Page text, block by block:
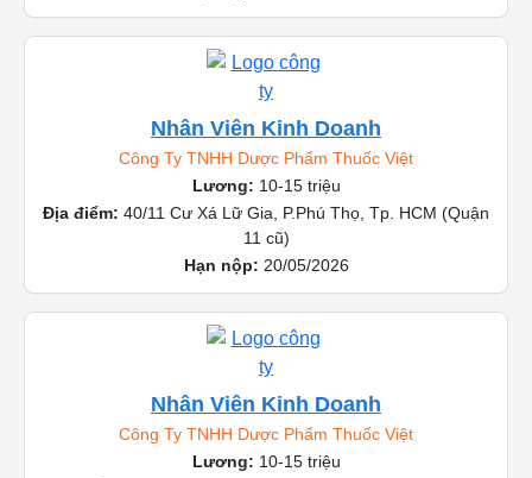
Nhân Viên Kinh Doanh
Công Ty TNHH Dược Phẩm Thuốc Việt
Lương: 10-15 triệu
Địa điểm: 40/11 Cư Xá Lữ Gia, P.Phú Thọ, Tp. HCM (Quận
11 cũ)
Hạn nộp: 20/05/2026
Nhân Viên Kinh Doanh
Công Ty TNHH Dược Phẩm Thuốc Việt
Lương: 10-15 triệu